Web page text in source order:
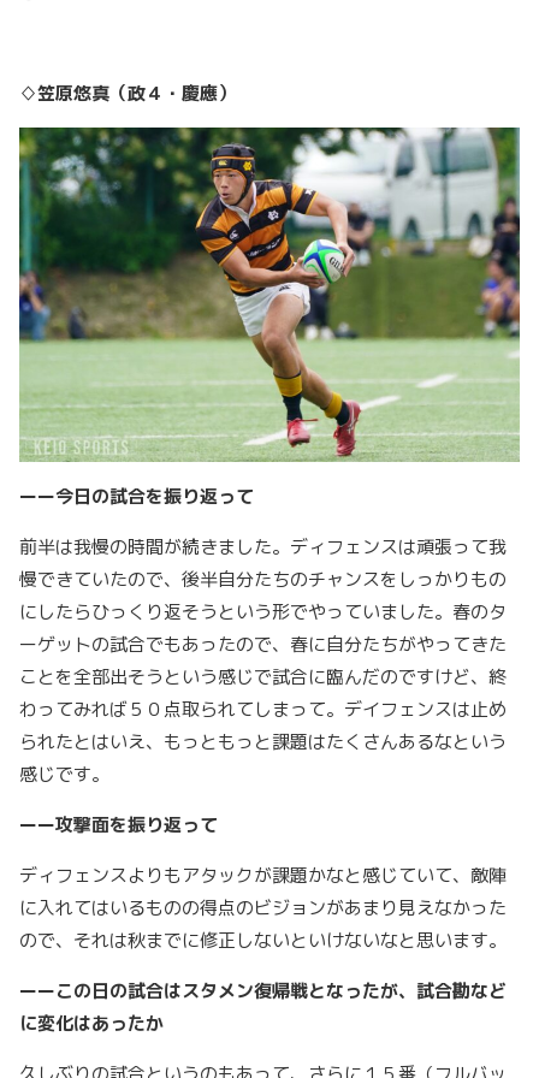
♢笠原悠真（政４・慶應）
ーー今日の試合を振り返って
前半は我慢の時間が続きました。ディフェンスは頑張って我
慢できていたので、後半自分たちのチャンスをしっかりもの
にしたらひっくり返そうという形でやっていました。春のタ
ーゲットの試合でもあったので、春に自分たちがやってきた
ことを全部出そうという感じで試合に臨んだのですけど、終
わってみれば５０点取られてしまって。デイフェンスは止め
られたとはいえ、もっともっと課題はたくさんあるなという
感じです。
ーー攻撃面を振り返って
ディフェンスよりもアタックが課題かなと感じていて、敵陣
に入れてはいるものの得点のビジョンがあまり見えなかった
ので、それは秋までに修正しないといけないなと思います。
ーーこの日の試合はスタメン復帰戦となったが、試合勘など
に変化はあったか